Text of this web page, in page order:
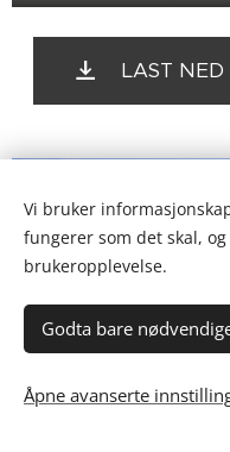
LAST NED
Vi bruker
fungerer som det skal,
brukeropplevelse.
Godta bare
Åpne avanserte